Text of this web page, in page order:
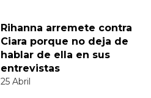
Rihanna arremete contra
Ciara porque no deja de
hablar de ella en sus
entrevistas
25 Abril